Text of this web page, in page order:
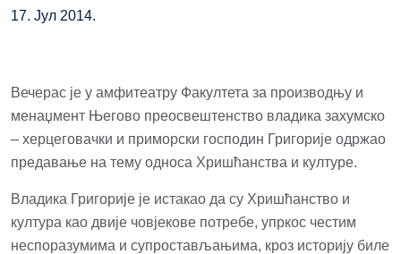
17. Јул 2014.
Вечерас је у амфитеатру Факултета за производњу и
менаџмент Његово преосвештенство владика захумско
– херцеговачки и приморски господин Григорије одржао
предавање на тему односа Хришћанства и културе.
Владика Григорије је истакао да су Хришћанство и
култура као двије човјекове потребе, упркос честим
неспоразумима и супростављањима, кроз историју биле